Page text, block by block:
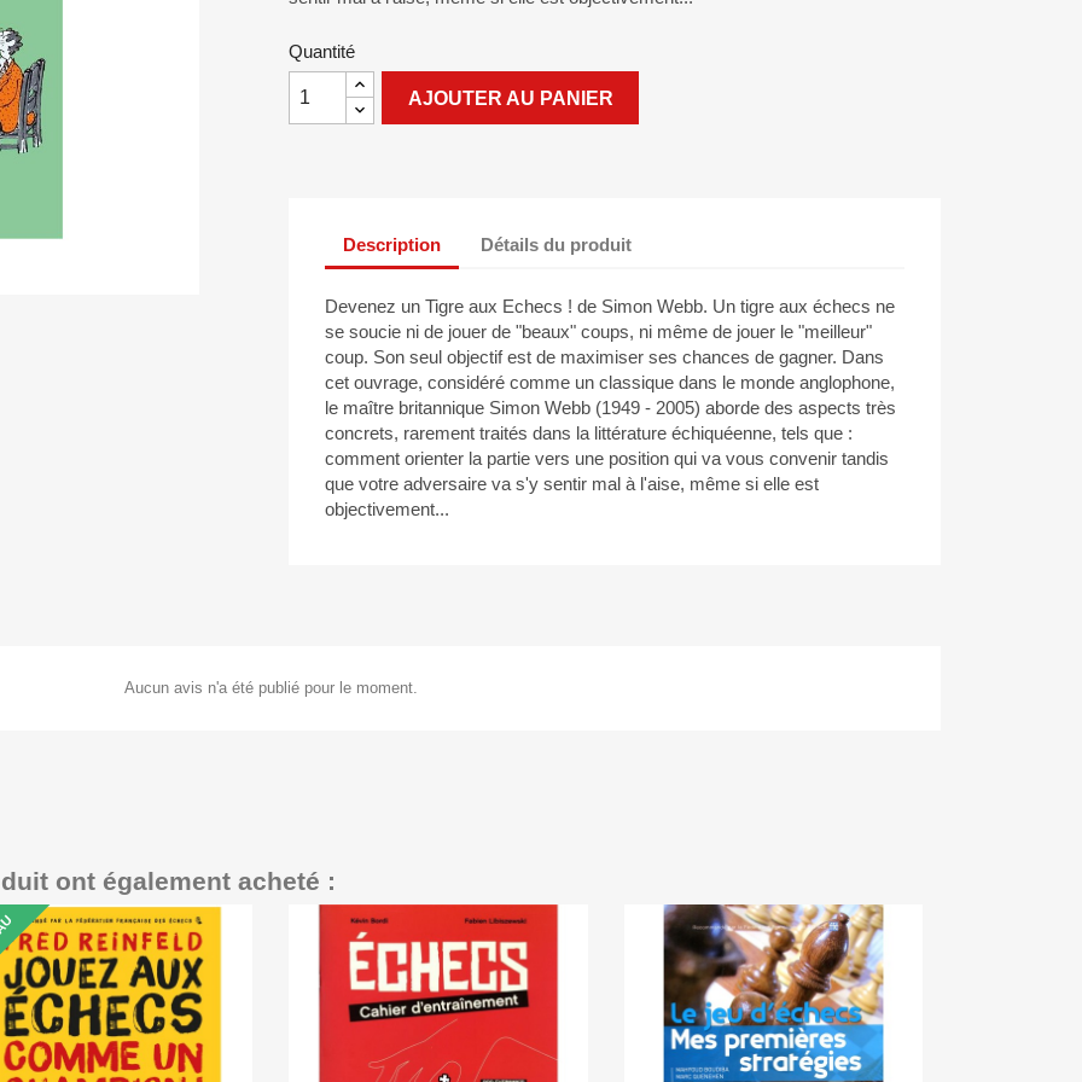
Quantité
AJOUTER AU PANIER
Description Détails du produit
Devenez un Tigre aux Echecs ! de Simon Webb. Un tigre aux échecs ne
se soucie ni de jouer de "beaux" coups, ni même de jouer le "meilleur"
coup. Son seul objectif est de maximiser ses chances de gagner. Dans
cet ouvrage, considéré comme un classique dans le monde anglophone,
le maître britannique Simon Webb (1949 - 2005) aborde des aspects très
concrets, rarement traités dans la littérature échiquéenne, tels que :
comment orienter la partie vers une position qui va vous convenir tandis
que votre adversaire va s'y sentir mal à l'aise, même si elle est
objectivement...
Aucun avis n'a été publié pour le moment.
ont également acheté :